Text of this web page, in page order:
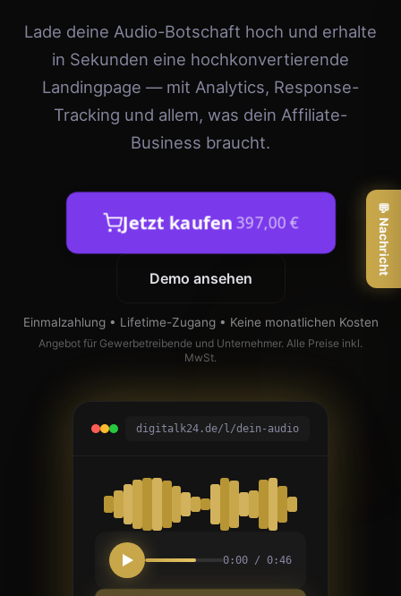
Lade deine Audio-Botschaft hoch und erhalte
in Sekunden eine hochkonvertierende
Landingpage — mit Analytics, Response-
Tracking und allem, was dein Affiliate-
Business braucht.
Jetzt kaufen 397,00 €
Demo ansehen
Einmalzahlung • Lifetime-Zugang • Keine monatlichen Kosten
Angebot für Gewerbetreibende und Unternehmer. Alle Preise inkl.
MwSt.
digitalk24.de/l/dein-audio
0:00 / 0:46
💬 Nachricht